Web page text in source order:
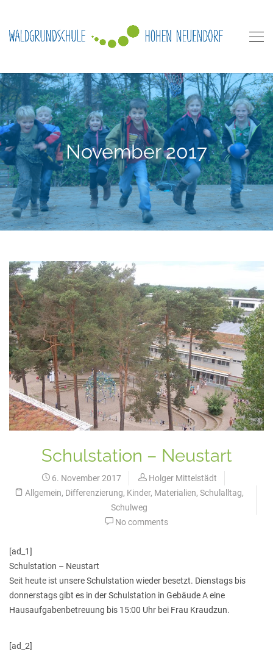
November 2017
Schulstation – Neustart
6. November 2017
Holger Mittelstädt
Allgemein, Differenzierung, Kinder, Materialien, Schulalltag,
Schulweg
No comments
[ad_1]
Schulstation – Neustart
Seit heute ist unsere Schulstation wieder besetzt. Dienstags bis
donnerstags gibt es in der Schulstation in Gebäude A eine
Hausaufgabenbetreuung bis 15:00 Uhr bei Frau Kraudzun.
[ad_2]